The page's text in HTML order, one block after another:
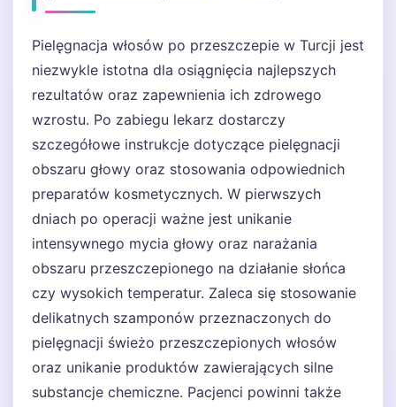
Pielęgnacja włosów po przeszczepie w Turcji jest
niezwykle istotna dla osiągnięcia najlepszych
rezultatów oraz zapewnienia ich zdrowego
wzrostu. Po zabiegu lekarz dostarczy
szczegółowe instrukcje dotyczące pielęgnacji
obszaru głowy oraz stosowania odpowiednich
preparatów kosmetycznych. W pierwszych
dniach po operacji ważne jest unikanie
intensywnego mycia głowy oraz narażania
obszaru przeszczepionego na działanie słońca
czy wysokich temperatur. Zaleca się stosowanie
delikatnych szamponów przeznaczonych do
pielęgnacji świeżo przeszczepionych włosów
oraz unikanie produktów zawierających silne
substancje chemiczne. Pacjenci powinni także